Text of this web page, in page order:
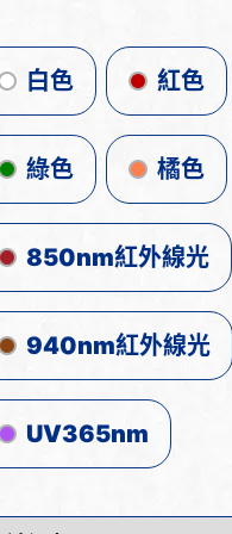
白色 紅色
綠色 橘色
850nm紅外線光
940nm紅外線光
UV365nm